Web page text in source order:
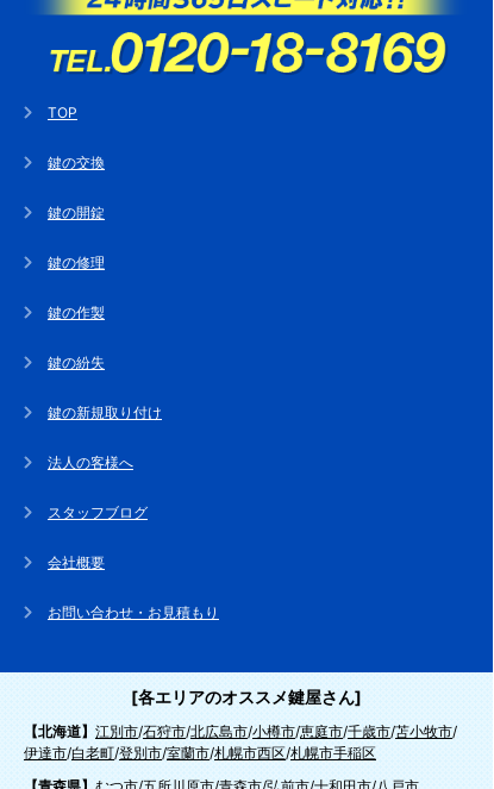
TOP
鍵の交換
鍵の開錠
鍵の修理
鍵の作製
鍵の紛失
鍵の新規取り付け
法人の客様へ
スタッフブログ
会社概要
お問い合わせ・お見積もり
[各エリアのオススメ鍵屋さん]
【北海道】 江別市/石狩市/北広島市/小樽市/恵庭市/千歳市/苫小牧市/
伊達市/白老町/登別市/室蘭市/札幌市西区/札幌市手稲区